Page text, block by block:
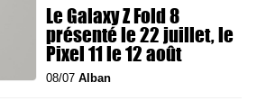
Le Galaxy Z Fold 8
présenté le 22 juillet, le
Pixel 11 le 12 août
08/07 Alban